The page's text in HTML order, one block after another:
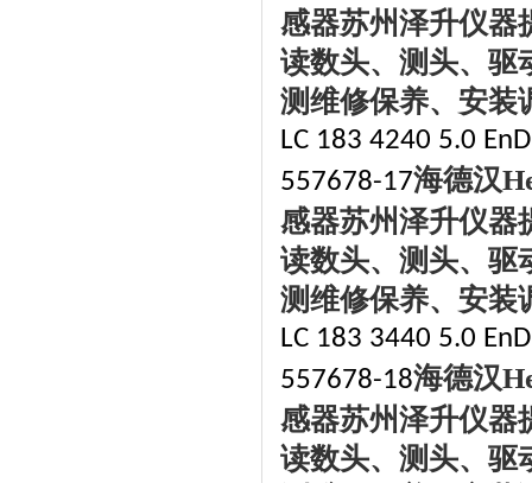
感器苏州泽升仪器
读数头、测头、驱
测维修保养、安装
LC 183 4240 5.0
557678-17海德汉
感器苏州泽升仪器
读数头、测头、驱
测维修保养、安装
LC 183 3440 5.0
557678-18海德汉
感器苏州泽升仪器
读数头、测头、驱